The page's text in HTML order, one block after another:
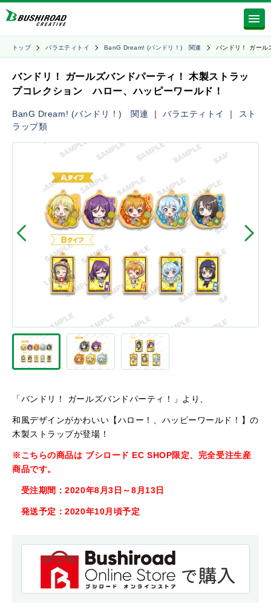
トップ バラエティトイ BanG Dream! (バンドリ！) 関連 バンドリ！ ガー
バンドリ！ ガールズバンドパーティ！ 木製ストラッ
プコレクション ハロー、ハッピーワールド！
BanG Dream! (バンドリ！) 関連 ｜バラエティトイ ｜
スト
ラップ類
「バンドリ！ ガールズバンドパーティ！」より、
和風デザインがかわいい【ハロー！、ハッピーワールド！】の
木製ストラップが登場！
※こちらの商品は ブシロード EC SHOP限定、完全受注生産
商品です。
受注期間：2020年8月3日～8月13日
発送予定：2020年10月頃予定